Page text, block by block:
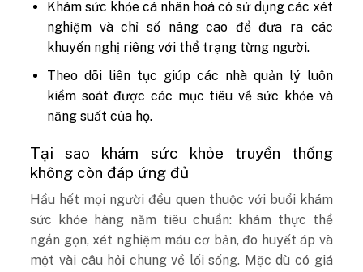
Khám sức khỏe cá nhân hoá có sử dụng các xét
nghiệm và chỉ số nâng cao để đưa ra các
khuyến nghị riêng với thể trạng từng người.
Theo dõi liên tục giúp các nhà quản lý luôn
kiểm soát được các mục tiêu về sức khỏe và
năng suất của họ.
Tại sao khám sức khỏe truyền thống
không còn đáp ứng đủ
Hầu hết mọi người đều quen thuộc với buổi khám
sức khỏe hàng năm tiêu chuẩn: khám thực thể
ngắn gọn, xét nghiệm máu cơ bản, đo huyết áp và
một vài câu hỏi chung về lối sống. Mặc dù có giá